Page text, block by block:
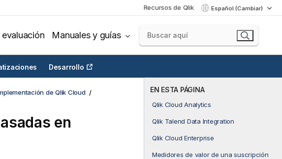
Recursos de Qlik Español (Cambiar)
evaluación Manuales y guías
Desarrollo
EN ESTA PÁGINA
Qlik Cloud Analytics
Qlik Talend Data Integration
Qlik Cloud Enterprise
Medidores de valor de una suscripción
de Qlik Cloud
en